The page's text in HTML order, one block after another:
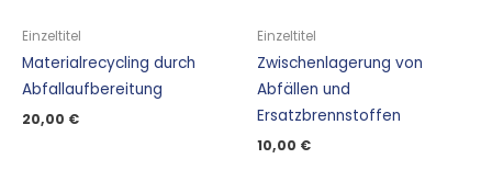
Einzeltitel
Materialrecycling durch
Abfallaufbereitung
20,00 €
Einzeltitel
Zwischenlagerung von
Abfällen und
Ersatzbrennstoffen
10,00 €